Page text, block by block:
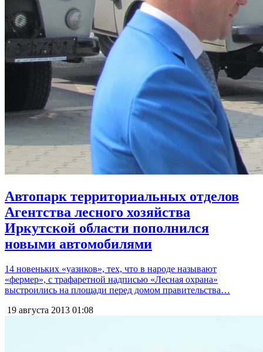
Автопарк территориальных отделов
Агентства лесного хозяйства
Иркутской области пополнился
новыми автомобилями
14 новеньких «уазиков», тех, что в народе называют
«фермер», с трафаретной надписью «Лесная охрана»
выстроились на площади перед домом правительства…
19 августа 2013 01:08